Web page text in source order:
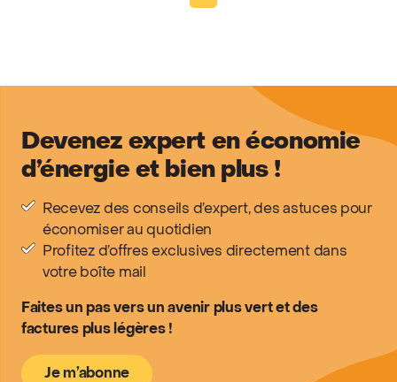
Devenez expert en économie
d’énergie et bien plus !
Recevez des conseils d’expert, des astuces pour
économiser au quotidien
Profitez d’offres exclusives directement dans
votre boîte mail
Faites un pas vers un avenir plus vert et des
factures plus légères !
Je m’abonne